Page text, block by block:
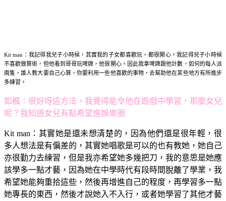
Kit man： 我記得我兒子小時候，其實我的子女都喜歡玩，都很開心。我記得兒子小時候
不喜歡做算術，但他看到哥哥玩啤牌，他很開心。因此我拿啤牌跟他計數，如何的每人派
兩隻，誰人教大要自己心算，你要利用一些他喜歡的事物，去幫助他在某些地方有所進步
多練習。
如楓： 很好呀這方法，我覺得能令他在遊戲中學習，那麼女兒
呢？我知道女兒有點希望進娛樂圈
Kit man： 其實她是還未想清楚的，因為他們還是很年輕，很
多人想法是有偏差的，其實她唱歌是可以的也有教她，她自己
亦很勤力去練習，但是我亦希望她多幾把刀，我的意思是她應
該學多一點才藝，因為她在中學時代有段時間脫離了學業，我
希望她能夠重拾這些，然後再增進自己的程度，再學習多一點
她專長的東西，然後才說她入不入行，或者她學習了其他才藝